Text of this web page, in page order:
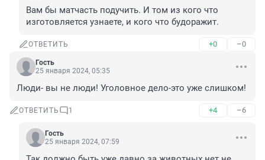
Вам бы матчасть подучить. И том из кого что
изготовляется узнаете, и кого что будоражит.
ОТВЕТИТЬ +0 –0
Гость
25 января 2024, 05:35
Люди- вы не люди! Уголовное дело-это уже слишком!
ОТВЕТИТЬ 1 +4 –6
Гость
25 января 2024, 07:59